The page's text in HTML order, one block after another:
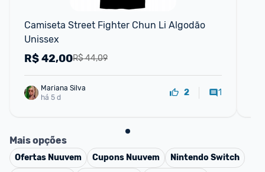
Camiseta Street Fighter Chun Li Algodão
Unissex
R$ 44,09
R$42,00
Mariana Silva
há 5 d
2 1
Mais opções
Ofertas Nuuvem Cupons Nuuvem
Nintendo Switch